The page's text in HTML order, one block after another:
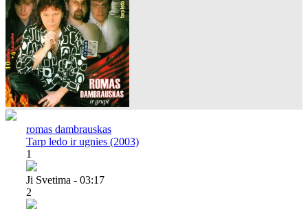
romas dambrauskas
Tarp ledo ir ugnies (2003)
1
Ji Svetima - 03:17
2